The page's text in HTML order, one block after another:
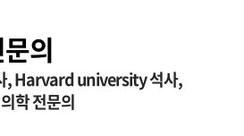
의
Harvard university 석사,
학 전문의